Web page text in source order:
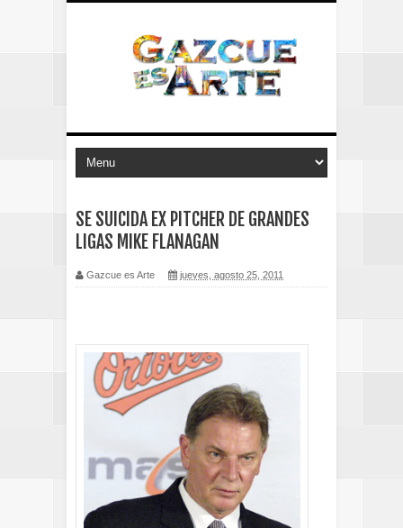
SE SUICIDA EX PITCHER DE GRANDES
LIGAS MIKE FLANAGAN
Gazcue es Arte jueves, agosto 25, 2011